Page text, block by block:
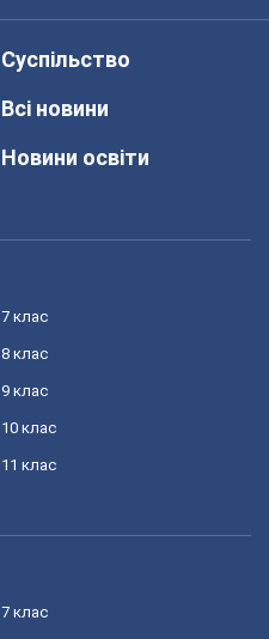
Суспільство
Всі новини
Новини освіти
7 клас
8 клас
9 клас
10 клас
11 клас
7 клас